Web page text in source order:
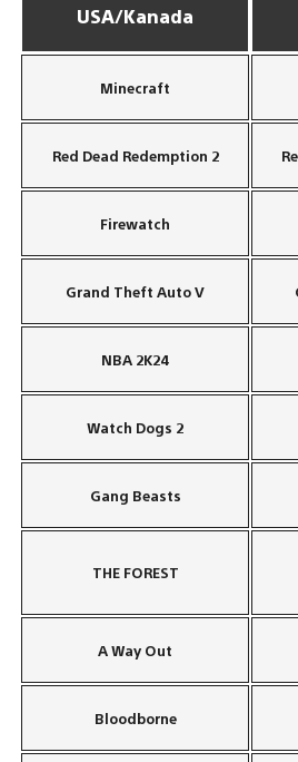
USA/Kanada
Minecraft
Red Dead Redemption 2
Firewatch
Grand Theft Auto V
NBA 2K24
Watch Dogs 2
Gang Beasts
THE FOREST
A Way Out
Bloodborne